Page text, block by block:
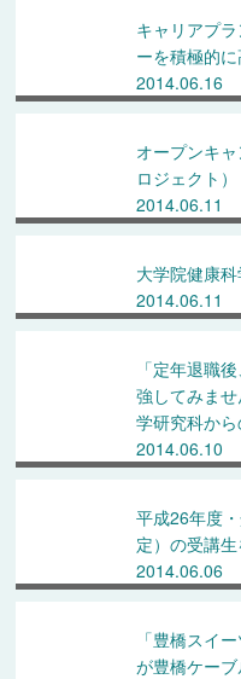
キャリアプ
ーを積極的
2014.06.16
オープンキ
ロジェクト）
2014.06.11
大学院健康
2014.06.11
「定年退職
強してみま
学研究科から
2014.06.10
平成26年度
定）の受講生
2014.06.06
「豊橋スイ
が豊橋ケー